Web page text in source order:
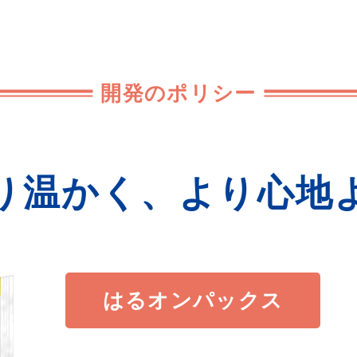
開発のポリシー
温かく、 より心地
はるオンパックス